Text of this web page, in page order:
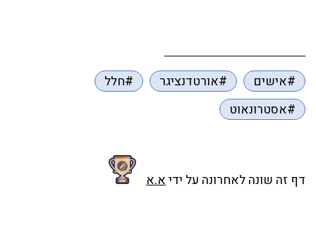
#אישים #אורטדנציגר
#חלל
#אסטרונאוט
דף זה שונה לאחרונה על ידיא.א